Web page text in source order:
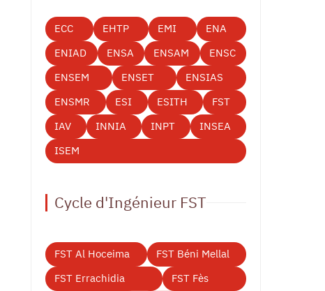
ECC EHTP EMI
ENA
ENIAD
ENSA ENSAM
ENSC
ENSEM
ENSET
ENSIAS
ENSMR
ESI ESITH
FST
IAV
INNIA INPT
INSEA
ISEM
Cycle d'Ingénieur FST
FST Al Hoceima
FST Béni Mellal
FST Errachidia
FST Fès